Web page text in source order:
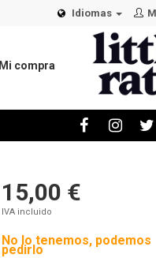
Idiomas
Mi compra
15,00 €
IVA incluido
No lo tenemos, podemos
pedirlo